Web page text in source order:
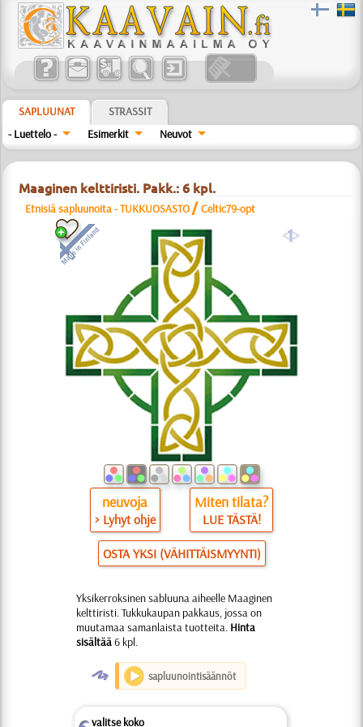
SAPLUUNAT
STRASSIT
- Luettelo -
Esimerkit Neuvot
Maaginen kelttiristi. Pakk.: 6 kpl.
Etnisiä sapluunoita - TUKKUOSASTO /Celtic79-opt
a
neuvoja
> Lyhyt ohje
Miten tilata?
LUE TÄSTÄ!
OSTA YKSI (VÄHITTÄISMYYNTI)
Yksikerroksinen sabluuna aiheelle Maaginen
kelttiristi. Tukkukaupan pakkaus, jossa on
muutamaa samanlaista tuotteita. Hinta
sisältää6 kpl.
O sapluunointisäännöt
valitse koko